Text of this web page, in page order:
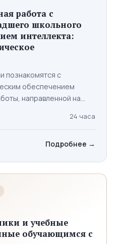
работа с
школьного
интеллекта:
познакомятся с
обеспечением
направленной на
интеллекта
её социальной
школьного
получат
методические
в своей
24 часа
Подробнее →
и учебные
обучающимся с